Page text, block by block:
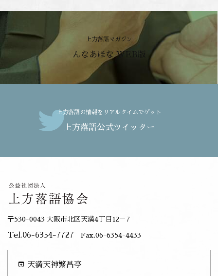
上方落語マガジン
んなあほな WEB版
上方落語の情報をリアルタイムでゲット
上方落語公式ツイッター
〒530-0043 大阪市北区天満4丁目12－7
Tel.06-6354-7727 Fax.06-6354-4433
open_in_browser 天満天神繁昌亭